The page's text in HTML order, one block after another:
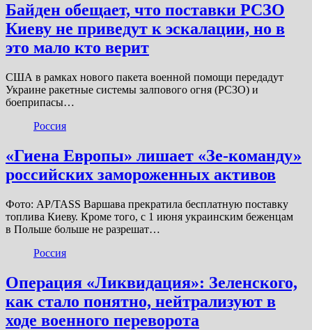
Байден обещает, что поставки РСЗО
Киеву не приведут к эскалации, но в
это мало кто верит
США в рамках нового пакета военной помощи передадут
Украине ракетные системы залпового огня (РСЗО) и
боеприпасы…
Россия
«Гиена Европы» лишает «Зе-команду»
российских замороженных активов
Фото: AP/TASS Варшава прекратила бесплатную поставку
топлива Киеву. Кроме того, с 1 июня украинским беженцам
в Польше больше не разрешат…
Россия
Операция «Ликвидация»: Зеленского,
как стало понятно, нейтрализуют в
ходе военного переворота